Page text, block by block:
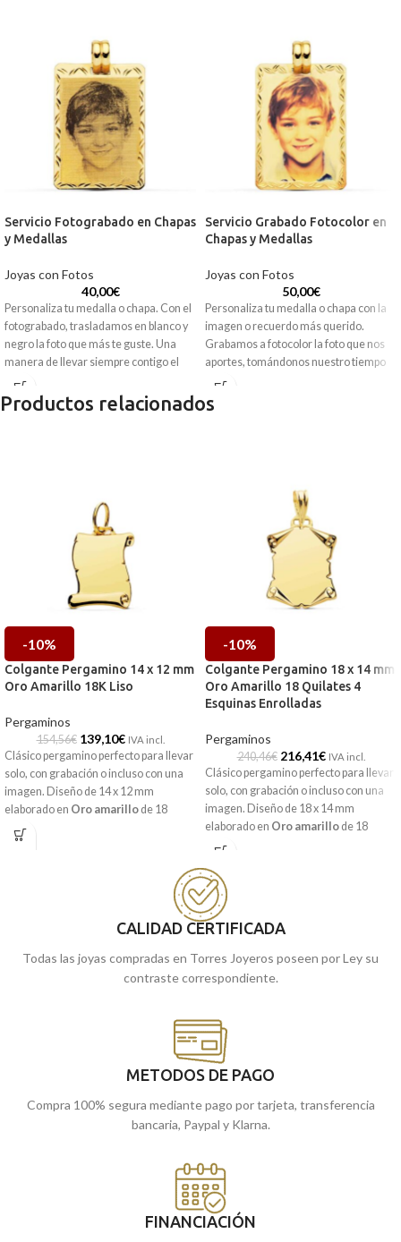
Servicio Fotograbado en Chapas
y Medallas
Joyas con Fotos
40,00€
Personaliza tu medalla o chapa. Con el
fotograbado, trasladamos en blanco y
negro la foto que más te guste. Una
manera de llevar siempre contigo el
recuerdo más querido.
Servicio Grabado Fotocolor en
Chapas y Medallas
Joyas con Fotos
50,00€
Personaliza tu medalla o chapa con la
imagen o recuerdo más querido.
Grabamos a fotocolor la foto que nos
aportes, tomándonos nuestro tiempo
en resaltar cada uno de sus detalles.
Perfecta para llevar a diario.
Productos relacionados
-10%
Colgante Pergamino 14 x 12 mm
Oro Amarillo 18K Liso
Pergaminos
154,56€ 139,10€ IVA incl.
Clásico pergamino perfecto para llevar
solo, con grabación o incluso con una
imagen. Diseño de 14 x 12 mm
elaborado en Oro amarillo de 18
kilates, con perfectos detalles tallados
y preciosa forma enrollada con
Encuéntrala en nuestras tiendas de
Málaga, o si lo prefieres, comprarla
-10%
Colgante Pergamino 18 x 14 mm
Oro Amarillo 18 Quilates 4
Esquinas Enrolladas
Pergaminos
240,46€ 216,41€ IVA incl.
Clásico pergamino perfecto para llevar
solo, con grabación o incluso con una
imagen. Diseño de 18 x 14 mm
elaborado en Oro amarillo de 18
quilates, con perfectos detalles
esquinas enrolladas dándole
sensación de movimiento. Perfecto
para llevarlo en tu día a día.
Málaga y Melilla, o si lo prefieres,
comprarla online y te la enviamos a
CALIDAD CERTIFICADA
Todas las joyas compradas en Torres Joyeros poseen por Ley su
contraste correspondiente.
METODOS DE PAGO
Compra 100% segura mediante pago por tarjeta, transferencia
bancaria, Paypal y Klarna.
FINANCIACIÓN